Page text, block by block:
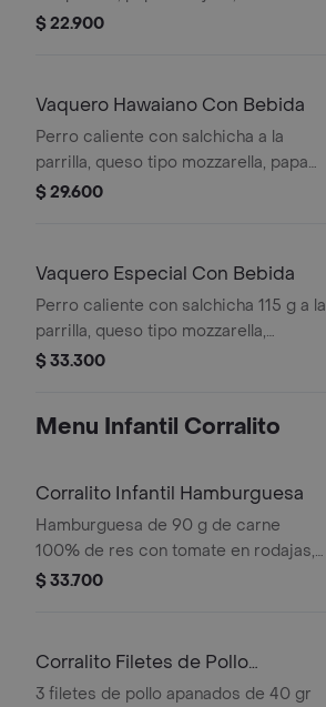
picada, salsa blanca, salsa de tomate
$ 22.900
Vaquero Hawaiano Con Bebida
Perro caliente con salchicha a la
parrilla, queso tipo mozzarella, papa
callejera, piña, salsa blanca y salsa de
$ 29.600
Vaquero Especial Con Bebida
Perro caliente con salchicha 115 g a la
parrilla, queso tipo mozzarella,
tocineta picada, papa callejera,
bebida PET
$ 33.300
Menu Infantil Corralito
Corralito Infantil Hamburguesa
Hamburguesa de 90 g de carne
100% de res con tomate en rodajas,
lechuga en julianas, salsa blanca y
60 g
$ 33.700
Corralito Filetes de Pollo
Apanados
3 filetes de pollo apanados de 40 gr